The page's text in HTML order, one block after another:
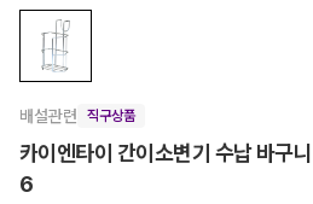
배설관련 직구상품
카이엔타이 간이소변기 수납 바
6